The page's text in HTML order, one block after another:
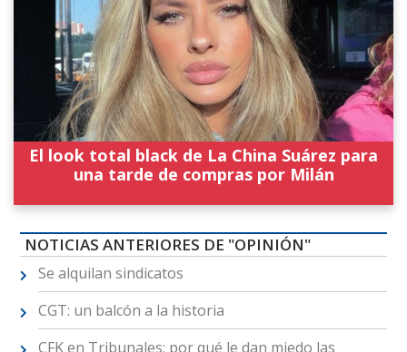
El look total black de La China Suárez para
una tarde de compras por Milán
NOTICIAS ANTERIORES DE "OPINIÓN"
Se alquilan sindicatos
CGT: un balcón a la historia
CFK en Tribunales: por qué le dan miedo las